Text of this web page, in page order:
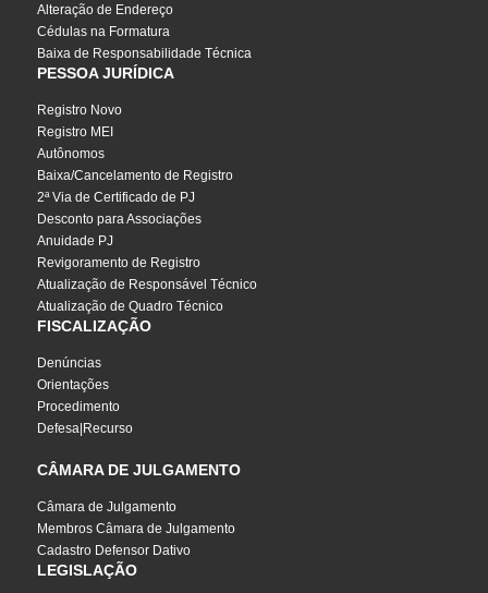
Alteração de Endereço
Cédulas na Formatura
Baixa de Responsabilidade Técnica
PESSOA JURÍDICA
Registro Novo
Registro MEI
Autônomos
Baixa/Cancelamento de Registro
2ª Via de Certificado de PJ
Desconto para Associações
Anuidade PJ
Revigoramento de Registro
Atualização de Responsável Técnico
Atualização de Quadro Técnico
FISCALIZAÇÃO
Denúncias
Orientações
Procedimento
Defesa|Recurso
CÂMARA DE JULGAMENTO
Câmara de Julgamento
Membros Câmara de Julgamento
Cadastro Defensor Dativo
LEGISLAÇÃO